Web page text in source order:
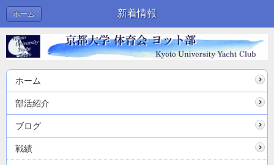
新着情報
ホーム
ホーム
部活紹介
ブログ
戦績